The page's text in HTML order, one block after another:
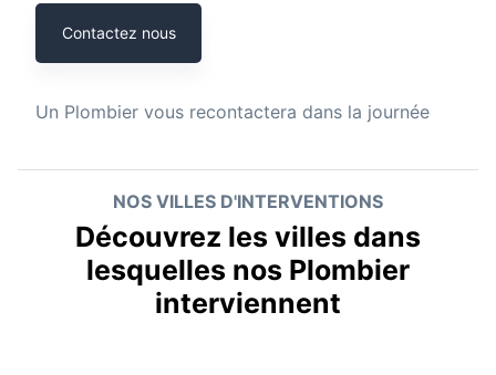
Contactez nous
Un Plombier vous recontactera dans la journée
NOS VILLES D'INTERVENTIONS
Découvrez les villes dans
lesquelles nos Plombier
interviennent